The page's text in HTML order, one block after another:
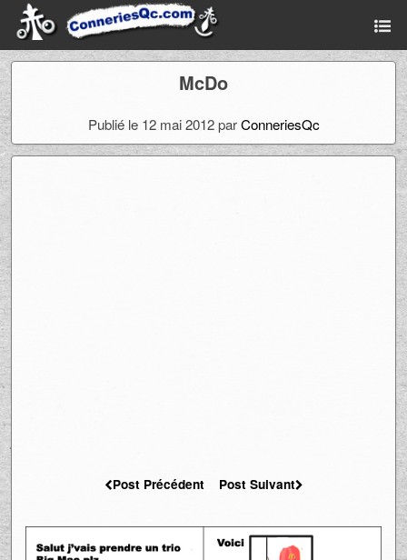
McDo
Publié le 12 mai 2012 parConneriesQc
Post Précédent Post Suivant